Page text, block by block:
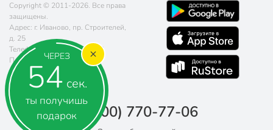
ЧЕРЕЗ
53 сек.
ты получишь
подарок
Copyright © 2011-2026. Все права
защищены.
Адрес: г. Иваново, пр. Строителей,
д. 25
Телефон:
8 (800) 770-77-06
Почта:
sales@poryadok.ru
8 (800) 770-77-06